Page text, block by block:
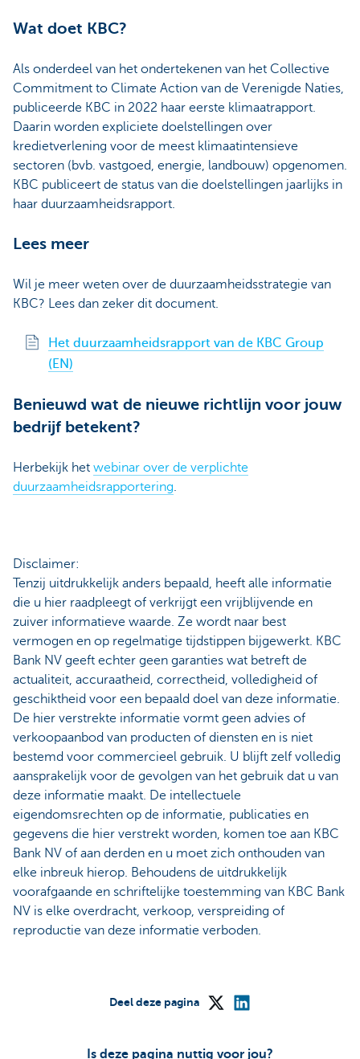
Wat doet KBC?
Als onderdeel van het ondertekenen van het Collective
Commitment to Climate Action van de Verenigde Naties,
publiceerde KBC in 2022 haar eerste klimaatrapport.
Daarin worden expliciete doelstellingen over
kredietverlening voor de meest klimaatintensieve
sectoren (bvb. vastgoed, energie, landbouw) opgenomen.
KBC publiceert de status van die doelstellingen jaarlijks in
haar duurzaamheidsrapport.
Lees meer
Wil je meer weten over de duurzaamheidsstrategie van
KBC? Lees dan zeker dit document.
Het duurzaamheidsrapport van de KBC Group
(EN)
Benieuwd wat de nieuwe richtlijn voor jouw
bedrijf betekent?
Herbekijk het webinar over de verplichte
duurzaamheidsrapportering.
Disclaimer:
Tenzij uitdrukkelijk anders bepaald, heeft alle informatie
die u hier raadpleegt of verkrijgt een vrijblijvende en
zuiver informatieve waarde. Ze wordt naar best
vermogen en op regelmatige tijdstippen bijgewerkt. KBC
Bank NV geeft echter geen garanties wat betreft de
actualiteit, accuraatheid, correctheid, volledigheid of
geschiktheid voor een bepaald doel van deze informatie.
De hier verstrekte informatie vormt geen advies of
verkoopaanbod van producten of diensten en is niet
bestemd voor commercieel gebruik. U blijft zelf volledig
aansprakelijk voor de gevolgen van het gebruik dat u van
deze informatie maakt. De intellectuele
eigendomsrechten op de informatie, publicaties en
gegevens die hier verstrekt worden, komen toe aan KBC
Bank NV of aan derden en u moet zich onthouden van
elke inbreuk hierop. Behoudens de uitdrukkelijk
voorafgaande en schriftelijke toestemming van KBC Bank
NV is elke overdracht, verkoop, verspreiding of
reproductie van deze informatie verboden.
Is deze pagina nuttig voor jou?
Deel deze pagina